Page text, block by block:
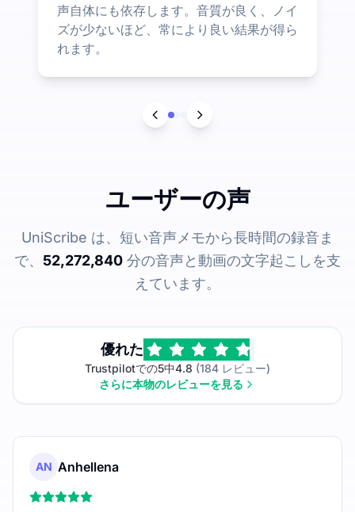
声自体にも依存します。音質が良く、ノイ
ズが少ないほど、常により良い結果が得ら
れます。
ユーザーの声
UniScribe は、短い音声メモから長時間の録音ま
で、 52,272,840 分の音声と動画の文字起こしを支
えています。
優れた
Trustpilotでの5中4.8 (184 レビュー)
さらに本物のレビューを見る
AN Anhellena